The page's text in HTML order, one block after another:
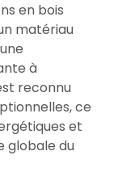
en bois
matériau
à
reconnu
ce
et
globale du